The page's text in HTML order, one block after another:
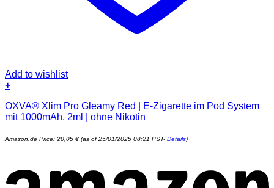
Add to wishlist
+
OXVA® Xlim Pro Gleamy Red | E-Zigarette im Pod System
mit 1000mAh, 2ml | ohne Nikotin
Amazon.de Price: 20,05 € (as of 25/01/2025 08:21 PST- Details)